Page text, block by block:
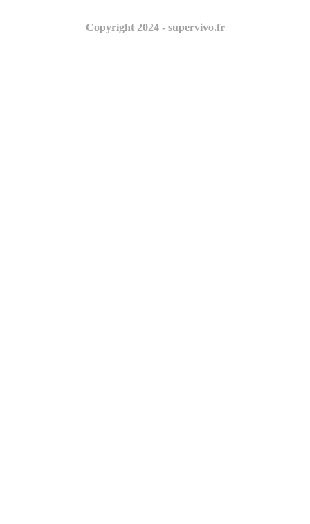
Copyright 2024 - supervivo.fr